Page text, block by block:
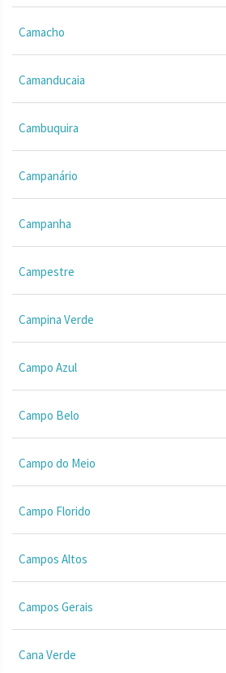
Camacho
Camanducaia
Cambuquira
Campanário
Campanha
Campestre
Campina Verde
Campo Azul
Campo Belo
Campo do Meio
Campo Florido
Campos Altos
Campos Gerais
Cana Verde